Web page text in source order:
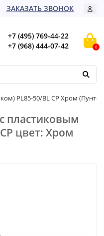
ЗАКАЗАТЬ ЗВОНОК
+7 (495) 769-44-22
+7 (968) 444-07-42
0
PL85-50/BL CP Хром (Пунто)
пластиковым
цвет: Хром